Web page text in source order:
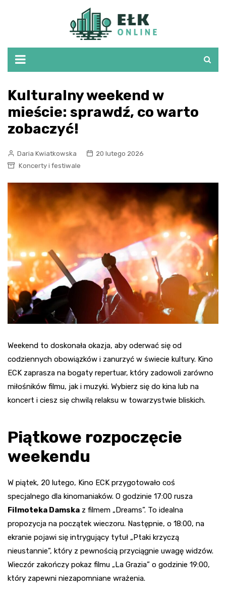
Kulturalny weekend w
mieście: sprawdź, co warto
zobaczyć!
Daria Kwiatkowska
20 lutego 2026
Koncerty i festiwale
Weekend to doskonała okazja, aby oderwać się od
codziennych obowiązków i zanurzyć w świecie kultury. Kino
ECK zaprasza na bogaty repertuar, który zadowoli zarówno
miłośników filmu, jak i muzyki. Wybierz się do kina lub na
koncert i ciesz się chwilą relaksu w towarzystwie bliskich.
Piątkowe rozpoczęcie
weekendu
W piątek, 20 lutego, Kino ECK przygotowało coś
specjalnego dla kinomaniaków. O godzinie 17:00 rusza
Filmoteka Damska z filmem „Dreams”. To idealna
propozycja na początek wieczoru. Następnie, o 18:00, na
ekranie pojawi się intrygujący tytuł „Ptaki krzyczą
nieustannie”, który z pewnością przyciągnie uwagę widzów.
Wieczór zakończy pokaz filmu „La Grazia” o godzinie 19:00,
który zapewni niezapomniane wrażenia.